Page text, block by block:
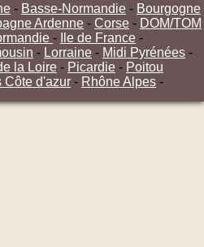
- Basse-Normandie - Bourgogne
Ardenne - Corse - DOM/TOM
- Ile de France -
- Lorraine - Midi Pyrénées -
la Loire - Picardie - Poitou
Côte d'azur - Rhône Alpes -